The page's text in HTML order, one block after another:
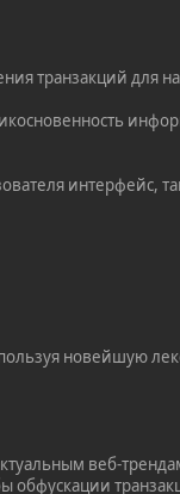
транзакций для
интерфейс,
новейшую
веб-
обфускации